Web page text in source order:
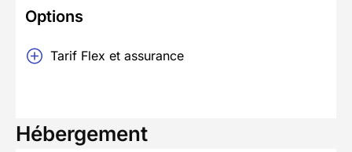
Options
Tarif Flex et assurance
Hébergement